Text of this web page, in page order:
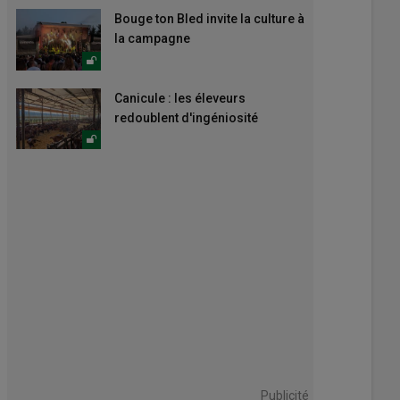
Bouge ton Bled invite la culture à
la campagne
Canicule : les éleveurs
redoublent d'ingéniosité
Publicité